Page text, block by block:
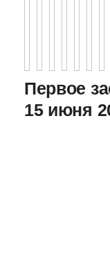
Первое
15 июня